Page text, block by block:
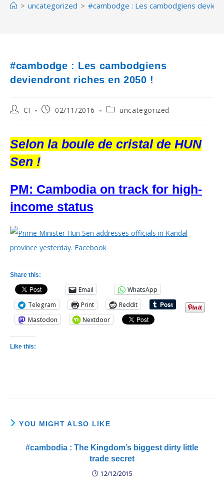
> uncategorized > #cambodge : Les cambodgiens
#cambodge : Les cambodgiens
deviendront riches en 2050 !
PostCI
Post02/11/2016
Postuncategorized
Selon la boule de cristal de HUN
Sen !
PM: Cambodia on track for high-
income status
Share this:
Email
WhatsApp
Telegram
Print
Reddit
Mastodon
Nextdoor
Like this:
YOU MIGHT ALSO LIKE
#cambodia : The Kingdom’s biggest dirty little
trade secret
12/12/2015